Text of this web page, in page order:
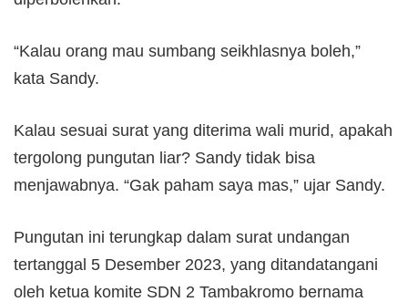
“Kalau orang mau sumbang seikhlasnya boleh,”
kata Sandy.
Kalau sesuai surat yang diterima wali murid, apakah
tergolong pungutan liar? Sandy tidak bisa
menjawabnya. “Gak paham saya mas,” ujar Sandy.
Pungutan ini terungkap dalam surat undangan
tertanggal 5 Desember 2023, yang ditandatangani
oleh ketua komite SDN 2 Tambakromo bernama